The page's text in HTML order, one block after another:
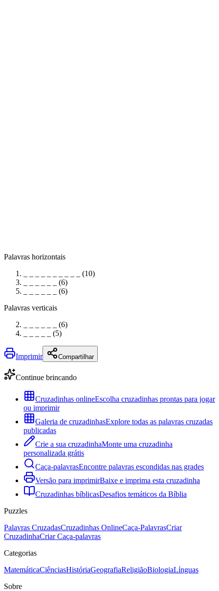
Palavras horizontais
_ _ _ _ _ _ _ _ _ _ (10)
_ _ _ _ _ _ (6)
_ _ _ _ _ _ (6)
Palavras verticais
_ _ _ _ _ _ (6)
_ _ _ _ _ (5)
Imprimir Compartilhar
Continue brincando
Cruzadinhas onlineEscolha cruzadinhas prontas para jogar
ou imprimir
Galeria de cruzadinhasExplore todas as palavras cruzadas
publicadas
Crie a sua cruzadinhaMonte uma cruzadinha
personalizada grátis
Caça-palavrasEncontre palavras escondidas nas grades
Versão para imprimirBaixe e imprima esta cruzadinha
Cruzadinhas bíblicasDesafios temáticos da Bíblia
Puzzles
Palavras CruzadasCruzadinhas OnlineCaça-PalavrasCriar
CruzadinhaCriar Caça-palavras
Categorias
MatemáticaCiênciasHistóriaGeografiaReligiãoBiologiaLínguas
Sobre